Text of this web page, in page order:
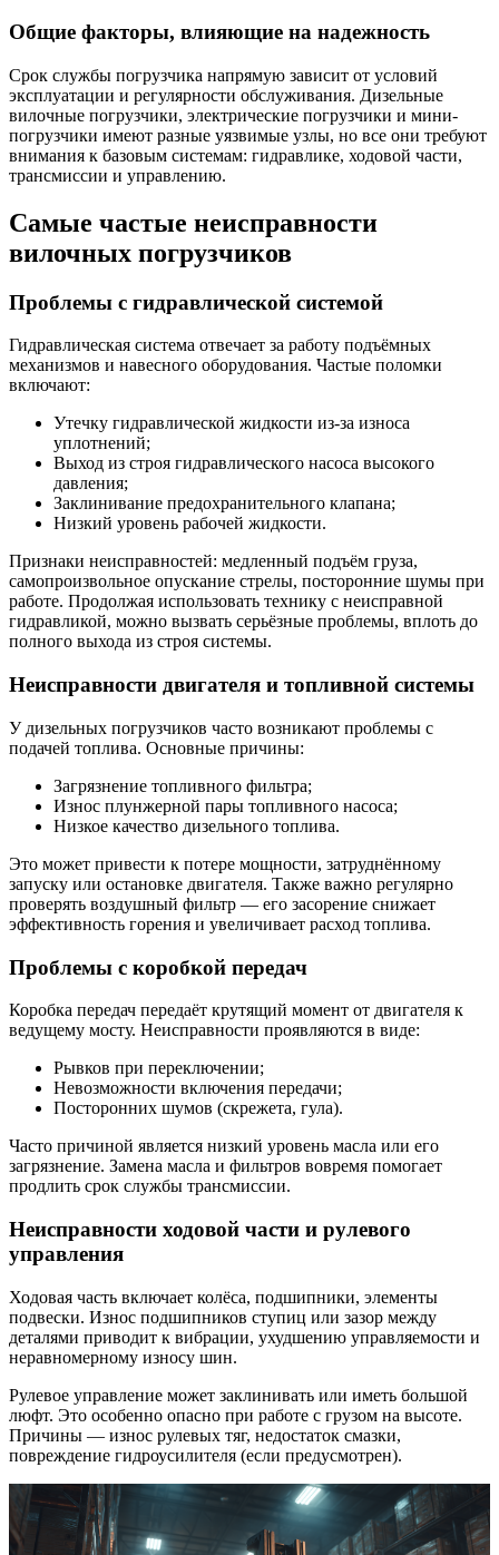
Общие факторы, влияющие на надежность
Срок службы погрузчика напрямую зависит от условий
эксплуатации и регулярности обслуживания. Дизельные
вилочные погрузчики, электрические погрузчики и мини-
погрузчики имеют разные уязвимые узлы, но все они требуют
внимания к базовым системам: гидравлике, ходовой части,
трансмиссии и управлению.
Самые частые неисправности
вилочных погрузчиков
Проблемы с гидравлической системой
Гидравлическая система отвечает за работу подъёмных
механизмов и навесного оборудования. Частые поломки
включают:
Утечку гидравлической жидкости из-за износа
уплотнений;
Выход из строя гидравлического насоса высокого
давления;
Заклинивание предохранительного клапана;
Низкий уровень рабочей жидкости.
Признаки неисправностей: медленный подъём груза,
самопроизвольное опускание стрелы, посторонние шумы при
работе. Продолжая использовать технику с неисправной
гидравликой, можно вызвать серьёзные проблемы, вплоть до
полного выхода из строя системы.
Неисправности двигателя и топливной системы
У дизельных погрузчиков часто возникают проблемы с
подачей топлива. Основные причины:
Загрязнение топливного фильтра;
Износ плунжерной пары топливного насоса;
Низкое качество дизельного топлива.
Это может привести к потере мощности, затруднённому
запуску или остановке двигателя. Также важно регулярно
проверять воздушный фильтр — его засорение снижает
эффективность горения и увеличивает расход топлива.
Проблемы с коробкой передач
Коробка передач передаёт крутящий момент от двигателя к
ведущему мосту. Неисправности проявляются в виде:
Рывков при переключении;
Невозможности включения передачи;
Посторонних шумов (скрежета, гула).
Часто причиной является низкий уровень масла или его
загрязнение. Замена масла и фильтров вовремя помогает
продлить срок службы трансмиссии.
Неисправности ходовой части и рулевого
управления
Ходовая часть включает колёса, подшипники, элементы
подвески. Износ подшипников ступиц или зазор между
деталями приводит к вибрации, ухудшению управляемости и
неравномерному износу шин.
Рулевое управление может заклинивать или иметь большой
люфт. Это особенно опасно при работе с грузом на высоте.
Причины — износ рулевых тяг, недостаток смазки,
повреждение гидроусилителя (если предусмотрен).